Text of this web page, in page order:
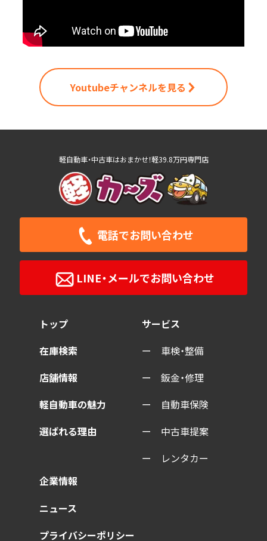
Youtubeチャンネルを見る
軽自動車・中古車はおまかせ！軽39.8万円専門店
電話でお問い合わせ
LINE・メールでお問い合わせ
トップ
在庫検索
店舗情報
軽自動車の魅力
選ばれる理由
サービス
車検・整備
鈑金・修理
自動車保険
中古車提案
レンタカー
企業情報
ニュース
プライバシーポリシー